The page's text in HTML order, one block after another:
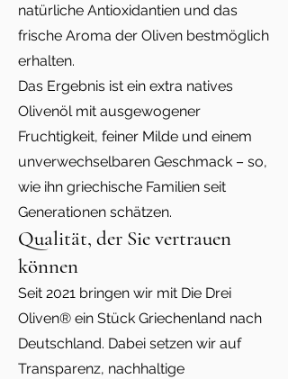
natürliche Antioxidantien und das
frische Aroma der Oliven bestmöglich
erhalten.
Das Ergebnis ist ein extra natives
Olivenöl mit ausgewogener
Fruchtigkeit, feiner Milde und einem
unverwechselbaren Geschmack – so,
wie ihn griechische Familien seit
Generationen schätzen.
Qualität, der Sie vertrauen
können
Seit 2021 bringen wir mit Die Drei
Oliven® ein Stück Griechenland nach
Deutschland. Dabei setzen wir auf
Transparenz, nachhaltige